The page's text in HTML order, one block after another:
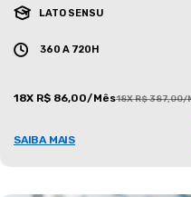
LATO SENSU
360 A 720H
18X R$ 86,00/Mês18X R$ 387,00/
SAIBA MAIS